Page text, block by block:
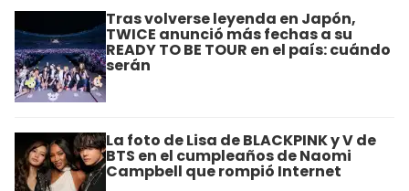
Tras volverse leyenda en Japón,
TWICE anunció más fechas a su
READY TO BE TOUR en el país: cuándo
serán
La foto de Lisa de BLACKPINK y V de
BTS en el cumpleaños de Naomi
Campbell que rompió Internet